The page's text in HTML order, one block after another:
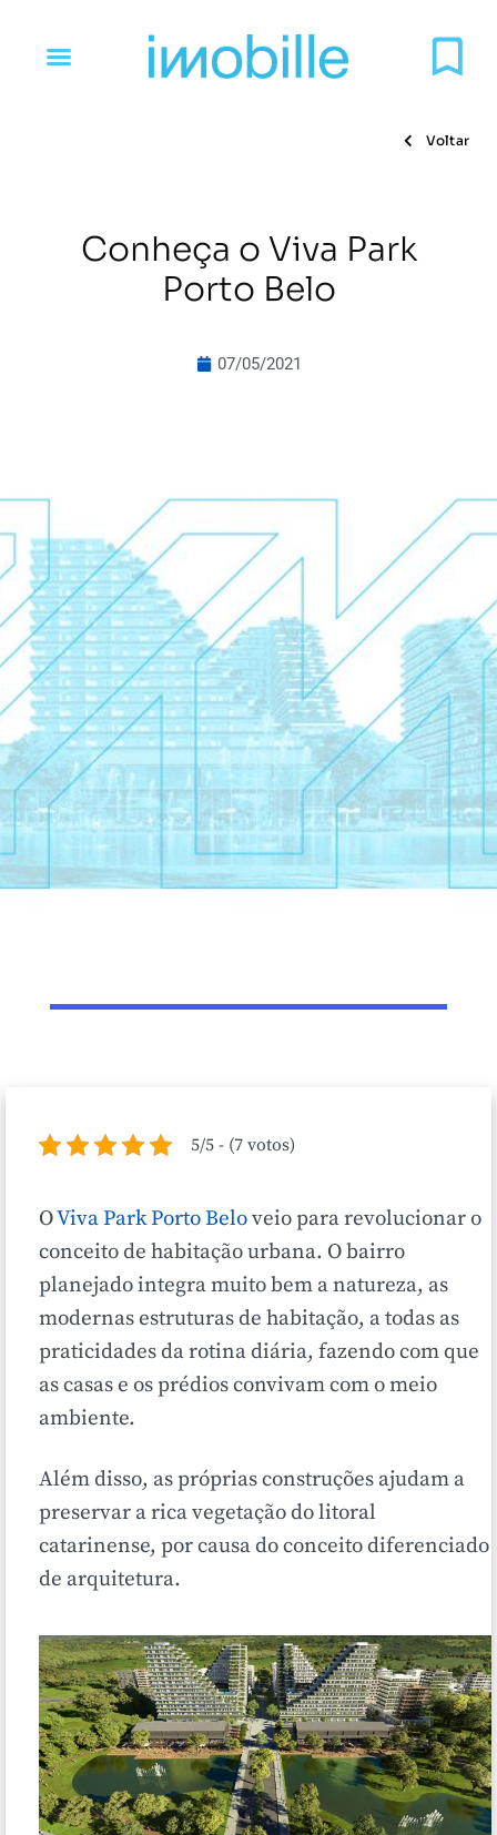
Voltar
Conheça o Viva Park
Porto Belo
07/05/2021
5/5 - (7 votos)
OViva Park Porto Beloveio para revolucionar o
conceito de habitação urbana. O bairro
planejado integra muito bem a natureza, as
modernas estruturas de habitação, a todas as
praticidades da rotina diária, fazendo com que
as casas e os prédios convivam com o meio
ambiente.
Além disso, as próprias construções ajudam a
preservar a rica vegetação do litoral
catarinense, por causa do conceito diferenciado
de arquitetura.